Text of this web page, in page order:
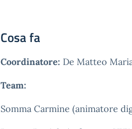
Cosa fa
Coordinatore: De Matteo
Team:
Somma Carmine (animatore